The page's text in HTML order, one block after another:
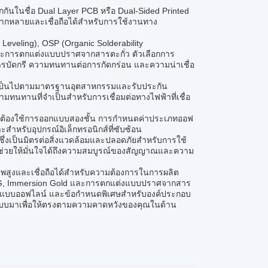
นชื่อ Dual Layer PCB หรือ Dual-Sided Printed
หลายและเชื่อถือได้สำหรับการใช้งานทาง
OSP (Organic Solderability
การตกแต่งแบบปราศจากสารตะกั่ว ตัวเลือกการ
บัดกรี ความทนทานต่อการกัดกร่อน และความน่าเชื่อ
นไปตามมาตรฐานอุตสาหกรรมและรับประกัน
ทนทานที่จำเป็นสำหรับการเชื่อมต่อทางไฟฟ้าที่เชื่อ
งใช้การออกแบบสองชั้น การกำหนดค่าประเภทออฟ
ะสำหรับอุปกรณ์อิเล็กทรอนิกส์ที่ซับซ้อน
งเป็นมิตรต่อสิ่งแวดล้อมและปลอดภัยสำหรับการใช้
วยให้มั่นใจได้ถึงความสมบูรณ์ของสัญญาณและความ
งและเชื่อถือได้สำหรับความต้องการในการผลิต
Immersion Gold และการตกแต่งแบบปราศจากสาร
บบออฟไลน์ และข้อกำหนดพิเศษสำหรับองค์ประกอบ
มาเพื่อให้ตรงตามความคาดหวังของคุณในด้าน